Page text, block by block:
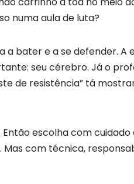
numa aula de luta?
a bater e a se defender. A
seu cérebro. Já o
de resistência” tá
escolha com
com técnica,